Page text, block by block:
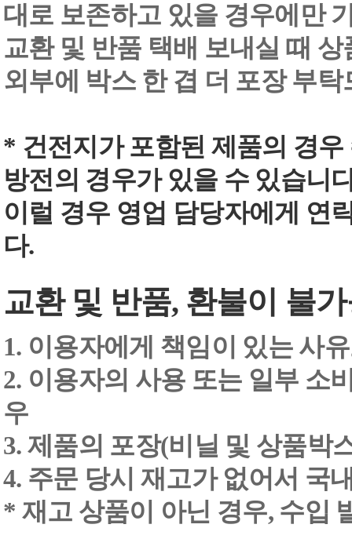
대로 보존하고 있을 경우에만
교환 및 반품 택배 보내실 때
외부에 박스 한 겹 더 포장 부탁
* 건전지가 포함된 제품의 경
방전의 경우가 있을 수 있습니
이럴 경우 영업 담당자에게 연
다.
교환 및 반품, 환불이 불
1. 이용자에게 책임이 있는 사
2. 이용자의 사용 또는 일부 소
우
3. 제품의 포장(비닐 및 상품박
4. 주문 당시 재고가 없어서 국
* 재고 상품이 아닌 경우, 수입